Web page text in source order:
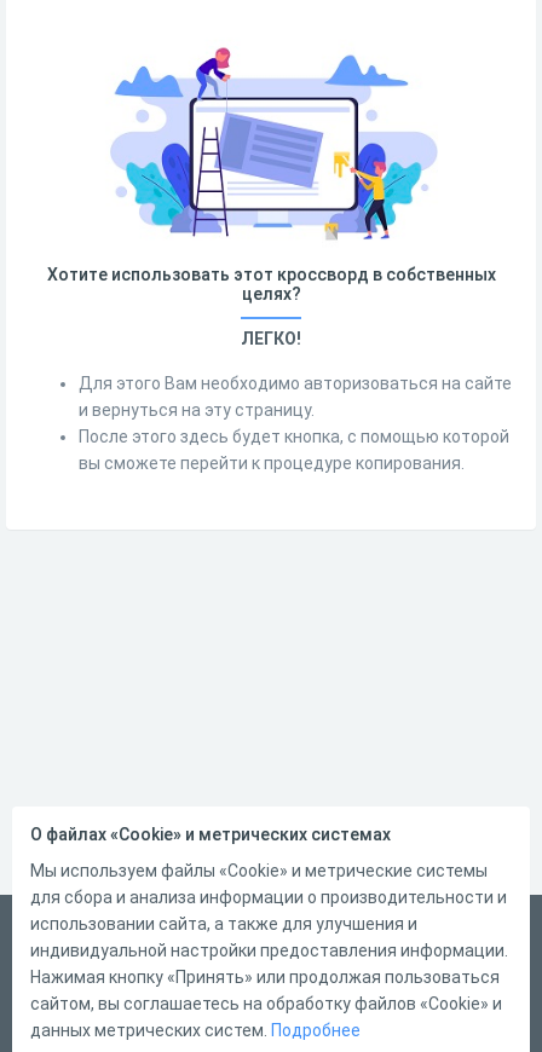
Хотите использовать этот кроссворд в собственных
целях?
ЛЕГКО!
Для этого Вам необходимо авторизоваться на сайте
и вернуться на эту страницу.
После этого здесь будет кнопка, с помощью которой
вы сможете перейти к процедуре копирования.
Український
Справка
Форма обратной связи
О файлах «Cookie» и метрических системах
Мы используем файлы «Cookie» и метрические системы
для сбора и анализа информации о производительности и
использовании сайта, а также для улучшения и
индивидуальной настройки предоставления информации.
Нажимая кнопку «Принять» или продолжая пользоваться
сайтом, вы соглашаетесь на обработку файлов «Cookie» и
данных метрических систем. Подробнее